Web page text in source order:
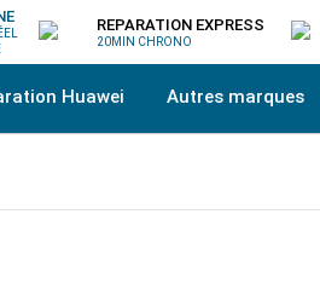
REPARATION EXPRESS
20MIN CHRONO
Huawei Autres marques